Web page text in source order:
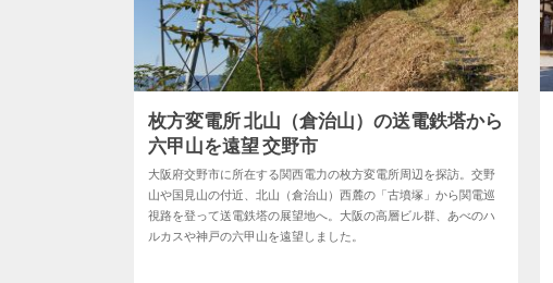
枚方変電所 北山（倉治山）の送電鉄塔から
六甲山を遠望 交野市
大阪府交野市に所在する関西電力の枚方変電所周辺を探訪。交野
山や国見山の付近、北山（倉治山）西麓の「古墳塚」から関電巡
視路を登って送電鉄塔の展望地へ。大阪の高層ビル群、あべのハ
ルカスや神戸の六甲山を遠望しました。